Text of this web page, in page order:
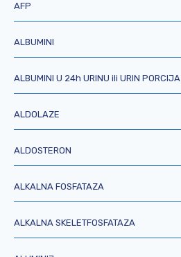
AFP
ALBUMINI
ALBUMINI U 24h URINU ili URIN PORCIJA
ALDOLAZE
ALDOSTERON
ALKALNA FOSFATAZA
ALKALNA SKELETFOSFATAZA